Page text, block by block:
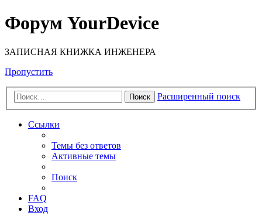
Форум YourDevice
ЗАПИСНАЯ КНИЖКА ИНЖЕНЕРА
Пропустить
Поиск Расширенный поиск
Ссылки
Темы без ответов
Активные темы
Поиск
FAQ
Вход